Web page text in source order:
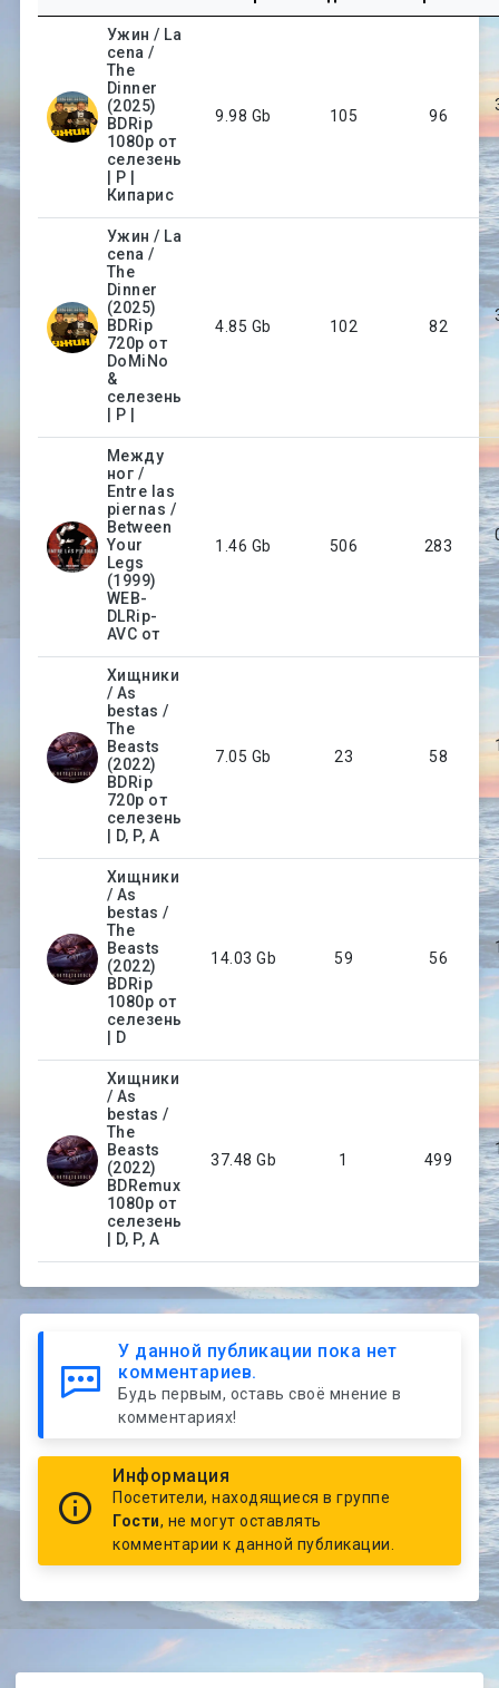
Ужин / La
cena /
The
Dinner
(2025)
BDRip
1080p от
селезень
| P |
Кипарис
9.98 Gb 105 96
Ужин / La
cena /
The
Dinner
(2025)
BDRip
720p от
DoMiNo
&
селезень
| P |
4.85 Gb 102 82
Между
ног /
Entre las
piernas /
Between
Your
Legs
(1999)
WEB-
DLRip-
AVC от
1.46 Gb 506 283
Хищники
/ As
bestas /
The
Beasts
(2022)
BDRip
720p от
селезень
| D, P, A
7.05 Gb 23 58
Хищники
/ As
bestas /
The
Beasts
(2022)
BDRip
1080p от
селезень
| D
14.03 Gb 59 56
Хищники
/ As
bestas /
The
Beasts
(2022)
BDRemux
1080p от
селезень
| D, P, A
37.48 Gb 1 499
У данной публикации пока нет
комментариев.
Будь первым, оставь своё мнение в
комментариях!
Информация
Посетители, находящиеся в группе
Гости, не могут оставлять
комментарии к данной публикации.